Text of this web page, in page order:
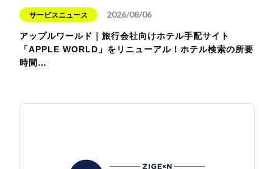
サービスニュース 2026/08/06
アップルワールド｜旅行会社向けホテル手配サイト
「APPLE WORLD」をリニューアル！ホテル検索の所要
時間…